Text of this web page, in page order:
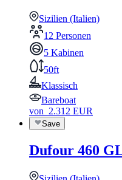
Sizilien (Italien)
12 Personen
5 Kabinen
50ft
Klassisch
Bareboat
von 2.312 EUR
Save
Dufour 460